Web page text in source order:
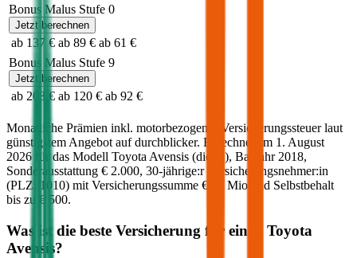
Bonus Malus Stufe 0
Jetzt berechnen
ab 137 € ab 89 € ab 61 €
Bonus Malus Stufe 9
Jetzt berechnen
ab 203 € ab 120 € ab 92 €
Monatliche Prämien inkl. motorbezogener Versicherungssteuer laut
günstigstem Angebot auf durchblicker. Berechnet am 1. August
2026 für das Modell Toyota Avensis (diesel ), Baujahr 2018,
Sonderausstattung € 2.000, 30-jährige:rVersicherungsnehmer:in
(PLZ:
1010) mit Versicherungssumme € 20 Mio und Selbstbehalt
bis zu
€ 500.
Was ist die beste Versicherung für einen Toyota
Avensis?